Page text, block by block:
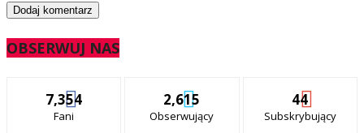
OBSERWUJ NAS
7,354
Fani
2,615
Obserwujący
44
Subskrybujący